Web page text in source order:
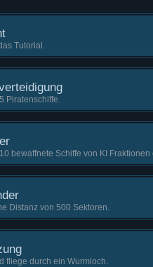
Tutorial.
Piratenschiffe.
bewaffnete Schiffe von KI
Distanz von 500 Sektoren.
fliege durch ein Wurmloch.